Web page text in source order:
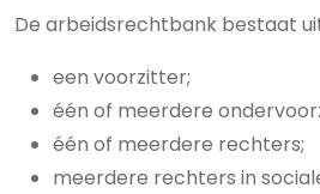
De arbeidsrechtbank bestaat
een voorzitter;
één of meerdere
één of meerdere rechters;
meerdere rechters in